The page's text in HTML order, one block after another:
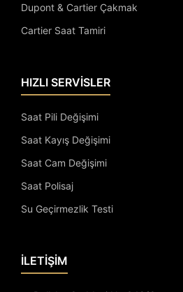
Dupont & Cartier Çakmak
Cartier Saat Tamiri
HIZLI SERVİSLER
Saat Pili Değişimi
Saat Kayış Değişimi
Saat Cam Değişimi
Saat Polisaj
Su Geçirmezlik Testi
İLETİŞİM